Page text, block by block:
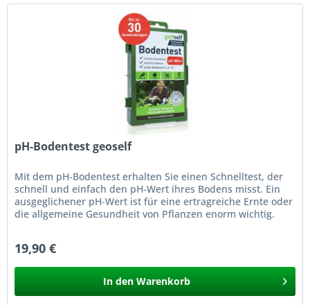
pH-Bodentest geoself
Mit dem pH-Bodentest erhalten Sie einen Schnelltest, der
schnell und einfach den pH-Wert ihres Bodens misst. Ein
ausgeglichener pH-Wert ist für eine ertragreiche Ernte oder
die allgemeine Gesundheit von Pflanzen enorm wichtig.
19,90 €
In den Warenkorb